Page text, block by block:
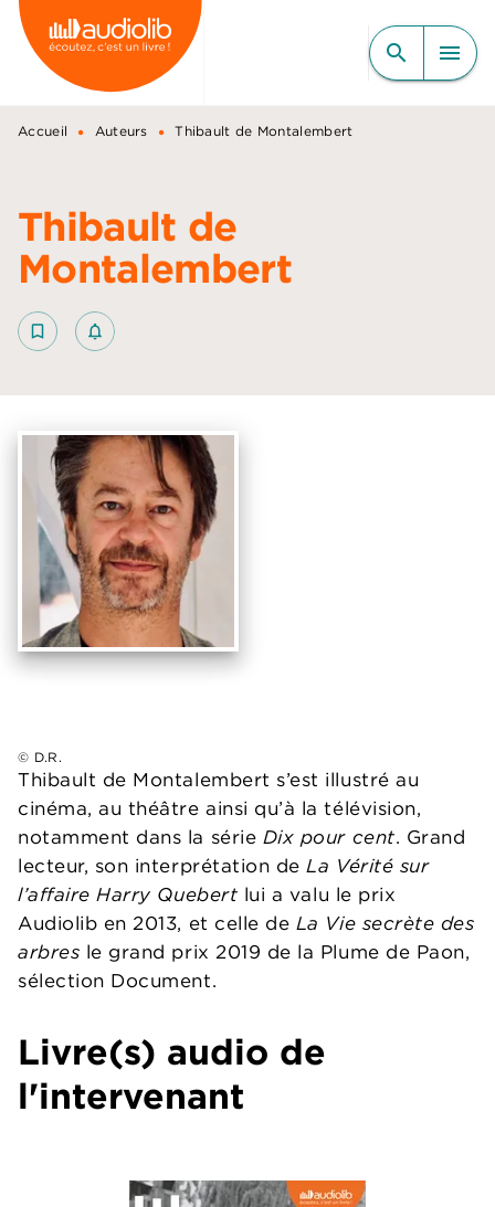
MENU RECHERCHE
CONTENU
PIED DE PAGE
search menu
Accueil • Auteurs • Thibault de Montalembert
Thibault de
Montalembert
bookmark_border notifications_none_outlined
Thibault de Montalembert s’est illustré au
cinéma, au théâtre ainsi qu’à la télévision,
notamment dans la série Dix pour cent. Grand
lecteur, son interprétation deLa Vérité sur
l’affaire Harry Quebert lui a valu le prix
Audiolib en 2013, et celle de La Vie secrète des
arbres le grand prix 2019 de la Plume de Paon,
sélection Document.
© D.R.
Livre(s) audio de
l'intervenant